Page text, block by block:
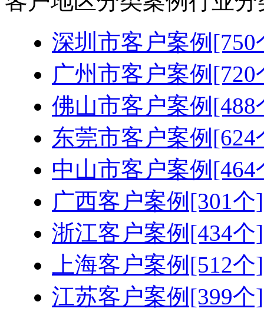
深圳市客户案例[750
广州市客户案例[720
佛山市客户案例[488
东莞市客户案例[624
中山市客户案例[464
广西客户案例[301个]
浙江客户案例[434个]
上海客户案例[512个]
江苏客户案例[399个]